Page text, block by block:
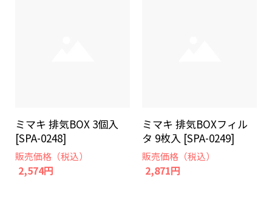
ミマキ 排気BOX 3個入
[SPA-0248]
販売価格（税込）
2,574円
ミマキ 排気BOXフィル
タ 9枚入 [SPA-0249]
販売価格（税込）
2,871円